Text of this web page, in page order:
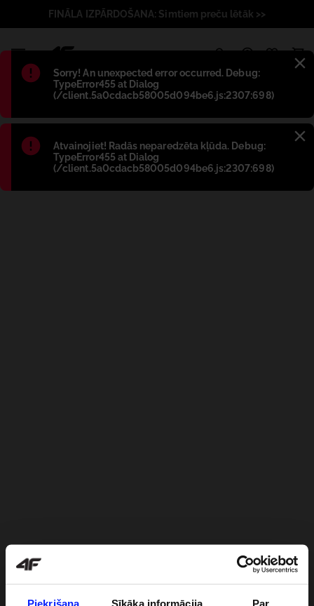
Piekrišana Sīkāka informācija Par
Błąd:
Sorry! An unexpected error occurred. Debug:
TypeError455 at Dialog
(/client.5a0cdacb58005d094be6.js:2307:698)
Błąd:
Atvainojiet! Radās neparedzēta kļūda. Debug:
TypeError455 at Dialog
(/client.5a0cdacb58005d094be6.js:2307:698)
FINĀLA IZPĀRDOŠANA: Simtiem preču lētāk >>